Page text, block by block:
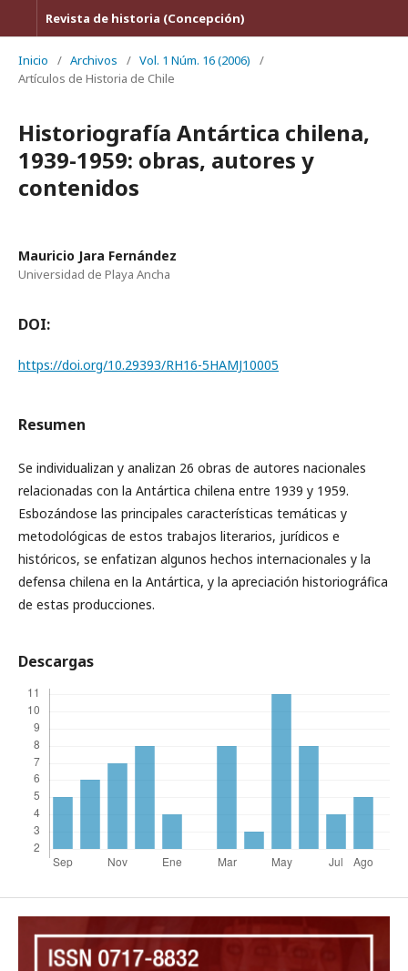
Revista de historia (Concepción)
Inicio / Archivos / Vol. 1 Núm. 16 (2006)
/
Artículos de Historia de Chile
Historiografía Antártica chilena,
1939-1959: obras, autores y
contenidos
Mauricio Jara Fernández
Universidad de Playa Ancha
DOI:
https://doi.org/10.29393/RH16-5HAMJ10005
Resumen
Se individualizan y analizan 26 obras de autores nacionales
relacionadas con la Antártica chilena entre 1939 y 1959.
Esbozándose las principales características temáticas y
metodológicas de estos trabajos literarios, jurídicos e
históricos, se enfatizan algunos hechos internacionales y la
defensa chilena en la Antártica, y la apreciación historiográfica
de estas producciones.
Descargas